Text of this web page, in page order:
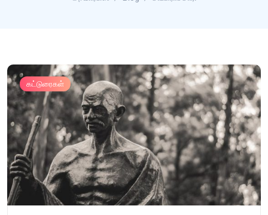
கட்டுரைகள்